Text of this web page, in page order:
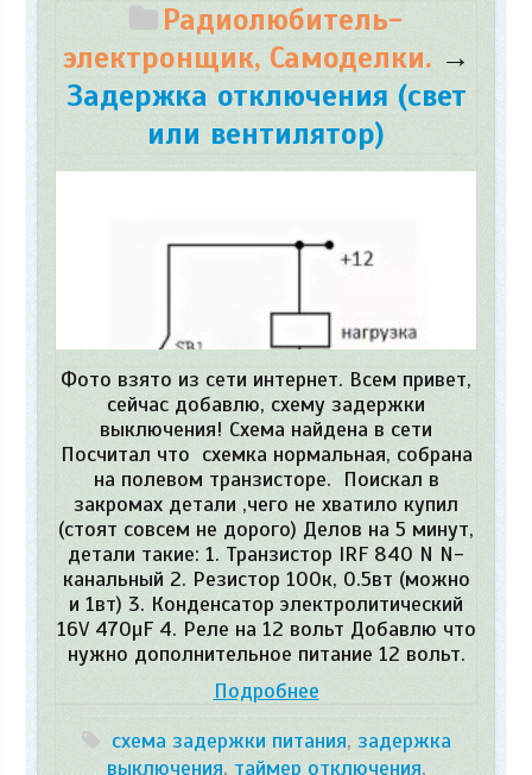
Радиолюбитель-
электронщик, Самоделки.→
Задержка отключения (свет
или вентилятор)
Фото взято из сети интернет. Всем привет,
сейчас добавлю, схему задержки
выключения! Схема найдена в сети
Посчитал что схемка нормальная, собрана
на полевом транзисторе. Поискал в
закромах детали ,чего не хватило купил
(стоят совсем не дорого) Делов на 5 минут,
детали такие: 1. Транзистор IRF 840 N N-
канальный 2. Резистор 100к, 0.5вт (можно
и 1вт) 3. Конденсатор электролитический
16V 470µF 4. Реле на 12 вольт Добавлю что
нужно дополнительное питание 12 вольт.
Подробнее
схема задержки питания, задержка
выключения, таймер отключения,